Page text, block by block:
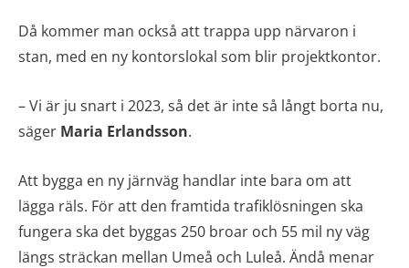
Då kommer man också att trappa upp närvaron i
stan, med en ny kontorslokal som blir projektkontor.
– Vi är ju snart i 2023, så det är inte så långt borta nu,
säger Maria Erlandsson.
Att bygga en ny järnväg handlar inte bara om att
lägga räls. För att den framtida trafiklösningen ska
fungera ska det byggas 250 broar och 55 mil ny väg
längs sträckan mellan Umeå och Luleå. Ändå menar